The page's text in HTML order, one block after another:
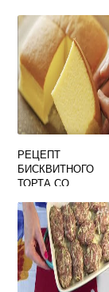
РЕЦЕПТ
БИСКВИТНОГО
ТОРТА СО